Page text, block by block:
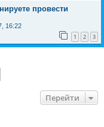
провести
16:22
1 2 3
Перейти